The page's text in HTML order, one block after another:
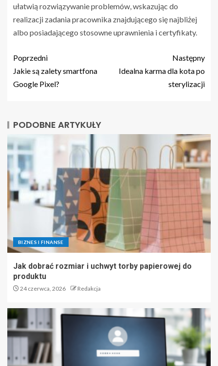
ułatwią rozwiązywanie problemów, wskazując do
realizacji zadania pracownika znajdującego się najbliżej
albo posiadającego stosowne uprawnienia i certyfikaty.
Poprzedni
Jakie są zalety smartfona
Google Pixel?
Następny
Idealna karma dla kota po
sterylizacji
PODOBNE ARTYKUŁY
BIZNES I FINANSE
Jak dobrać rozmiar i uchwyt torby papierowej do
produktu
24 czerwca, 2026 Redakcja